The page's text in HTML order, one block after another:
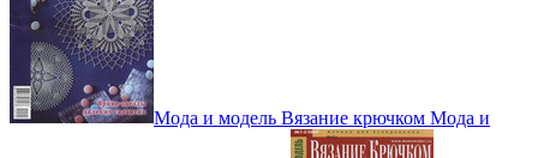
Мода и модель Вязание крючком Мода и